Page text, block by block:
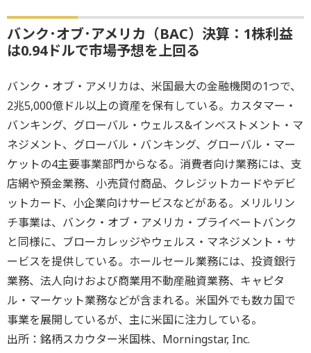
バンク･オブ･アメリカ（BAC）決算：1株利益
は0.94ドルで市場予想を上回る
バンク・オブ・アメリカは、米国最大の金融機関の1つで、
2兆5,000億ドル以上の資産を保有している。カスタマー・
バンキング、グローバル・ウェルス&インベストメント・マ
ネジメント、グローバル・バンキング、グローバル・マー
ケットの4主要事業部門からなる。消費者向け業務には、支
店網や預金業務、小売貸付商品、クレジットカードやデビ
ットカード、小企業向けサービスなどがある。メリルリン
チ事業は、バンク・オブ・アメリカ・プライベートバンク
と同様に、ブローカレッジやウェルス・マネジメント・サ
ービスを提供している。ホールセール業務には、投資銀行
業務、法人向けおよび商業用不動産融資業務、キャピタ
ル・マーケット業務などが含まれる。米国外でも数カ国で
事業を展開しているが、主に米国に注力している。
出所：銘柄スカウター米国株、Morningstar, Inc.